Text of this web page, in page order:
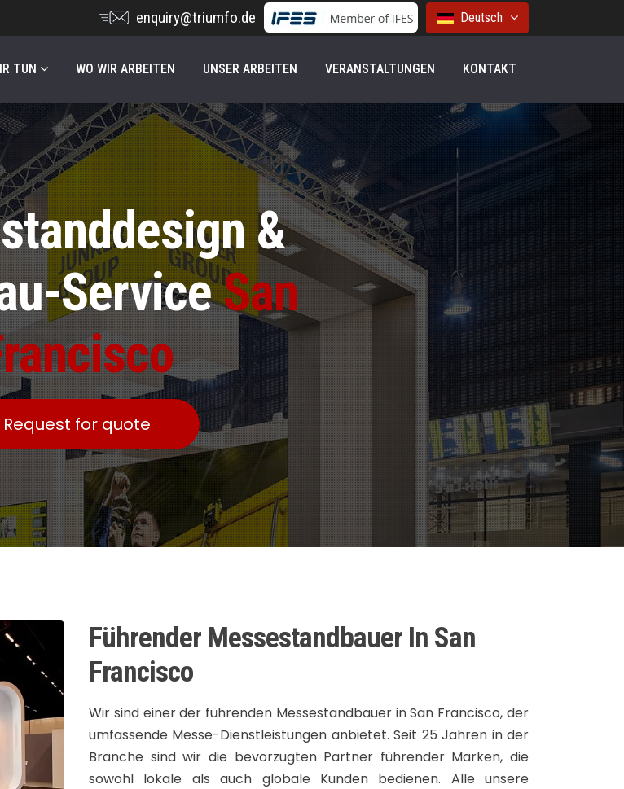
enquiry@triumfo.de Deutsch
TUN WO WIR ARBEITEN UNSER ARBEITEN VERANSTALTUNGEN KONTAKT
&
ServiceSan
Request for quote
Führender Messestandbauer In San
Francisco
Wir sind einer der führenden Messestandbauer in San Francisco, der
umfassende Messe-Dienstleistungen anbietet. Seit 25 Jahren in der
Branche sind wir die bevorzugten Partner führender Marken, die
sowohl lokale als auch globale Kunden bedienen. Alle unsere